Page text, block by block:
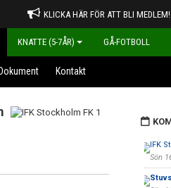
KLICKA HÄR FÖR ATT BLI MEDLEM!
KNATTE (5-7ÅR) GÅ-FOTBOLL
Dokument Kontakt
IFK
Sön